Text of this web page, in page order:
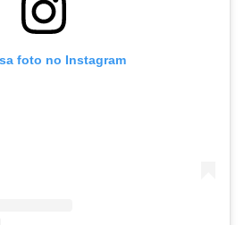
foto no Instagram